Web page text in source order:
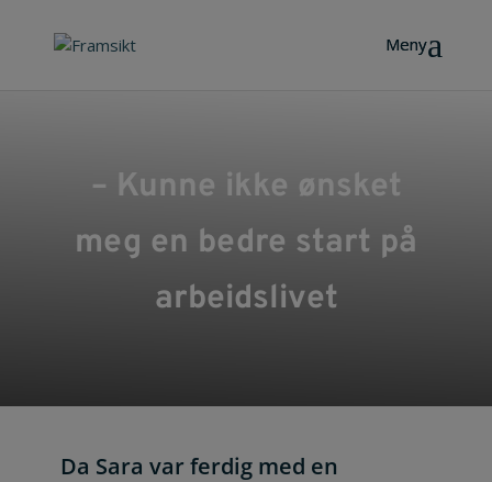
– Kunne ikke ønsket
meg en bedre start på
arbeidslivet
Da Sara var ferdig med en